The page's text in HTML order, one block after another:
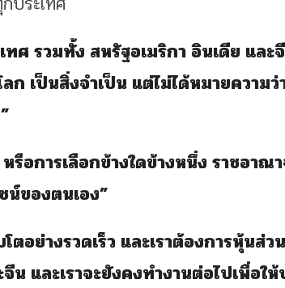
ศ รวมทั้ง สหรัฐอเมริกา อินเดีย และ
เป็นสิ่งจำเป็น แต่ไม่ได้หมายความว่
หรือการเลือกข้างใดข้างหนึ่ง ราชอาณ
น์ของตนเอง”
อย่างรวดเร็ว และเราต้องการหุ้นส่ว
และเราจะยังคงทำงานต่อไปเพื่อใ